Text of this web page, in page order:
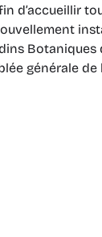
d’accueillir
générale de